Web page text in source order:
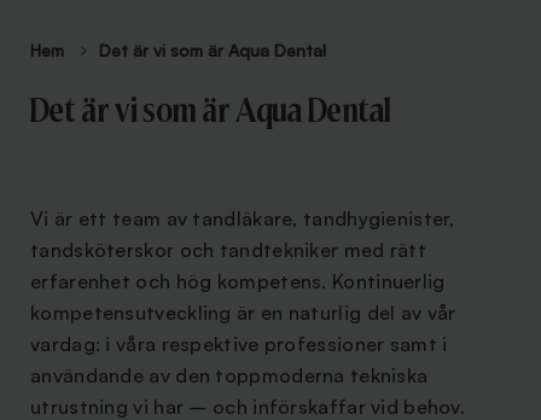
Hem Det är vi som är Aqua Dental
Det är vi som är Aqua Dental
Vi är ett team av tandläkare, tandhygienister,
tandsköterskor och tandtekniker med rätt
erfarenhet och hög kompetens. Kontinuerlig
kompetensutveckling är en naturlig del av vår
vardag: i våra respektive professioner samt i
användande av den toppmoderna tekniska
utrustning vi har – och införskaffar vid behov.